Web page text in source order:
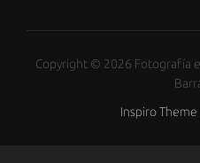
Copyright © 2026 Fotografía
Inspiro Theme